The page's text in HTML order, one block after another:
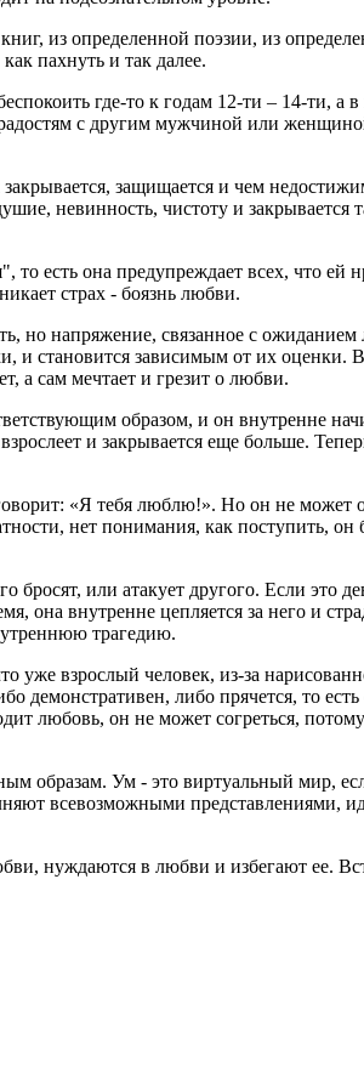
из определенной поэзии, из
пахнуть и так далее.
где-то к годам 12-ти – 14-ти, а
с другим мужчиной или
защищается и чем
невинность, чистоту и закрывается
есть она предупреждает всех, что ей
страх - боязнь любви.
но напряжение, связанное с
и становится зависимым от их оценки.
а сам мечтает и грезит о любви.
образом, и он внутренне
и закрывается еще больше.
«Я тебя люблю!». Но он не может
нет понимания, как поступить,
бросят, или атакует другого. Если это
она внутренне цепляется за него и
трагедию.
взрослый человек, из-за
демонстративен, либо прячется, то
любовь, он не может согреться, потому
образам. Ум - это виртуальный мир,
всевозможными представлениями,
нуждаются в любви и избегают ее.